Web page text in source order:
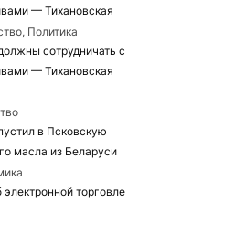
— Тихановская
Политика
сотрудничать с
— Тихановская
в Псковскую
масла из Беларуси
торговле